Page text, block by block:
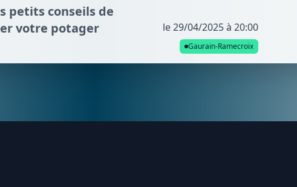
petits conseils de
votre potager
le 29/04/2025 à 20:00
Gaurain-Ramecroix